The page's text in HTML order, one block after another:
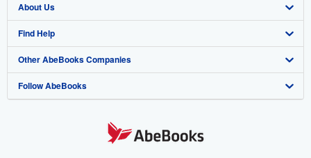
Browse Collections
My Account
My Orders
View Basket
Start Selling
Join Our Affiliate Program
Book Buyback
Refer a seller
About Us
About AbeBooks
Media
Careers
Find Help
Help
Customer Support
Other AbeBooks Companies
AbeBooks.co.uk
Follow AbeBooks